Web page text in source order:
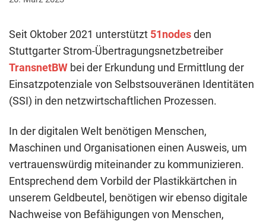
Seit Oktober 2021 unterstützt 51nodesden
Stuttgarter Strom-Übertragungsnetzbetreiber
TransnetBW bei der Erkundung und Ermittlung der
Einsatzpotenziale von Selbstsouveränen Identitäten
(SSI) in den netzwirtschaftlichen Prozessen.
In der digitalen Welt benötigen Menschen,
Maschinen und Organisationen einen Ausweis, um
vertrauenswürdig miteinander zu kommunizieren.
Entsprechend dem Vorbild der Plastikkärtchen in
unserem Geldbeutel, benötigen wir ebenso digitale
Nachweise von Befähigungen von Menschen,